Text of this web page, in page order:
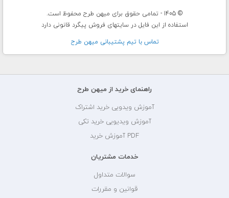
© 1405 - تمامی حقوق برای میهن طرح محفوظ است.
استفاده از این فایل در سایتهای فروش پیگرد قانونی دارد
تماس با تيم پشتيبانی ميهن طرح
راهنمای خرید از میهن طرح
آموزش ویدویی خرید اشتراک
آموزش ویدیویی خرید تکی
PDF آموزش خرید
خدمات مشتریان
سوالات متداول
قوانین و مقررات